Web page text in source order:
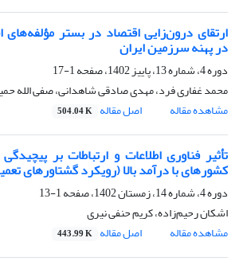
ارتقای درون‌زایی اقتصاد در بستر
در پهنه سرزمین ایران
دوره 4، شماره 13، پاییز 1402، صفحه
1-17
محمد غفاری فرد، مهدی صادقی شاهدانی، صفی الله
مشاهده مقاله
اصل مقاله 504.04 K
تأثیر فناوری اطلاعات و ارتباطات بر
کشورهای با درآمد بالا (رویکرد گشتاورهای
دوره 4، شماره 14، زمستان 1402، صفحه
1-13
اشکان رحیم‌زاده، کریم حنفی نیری
مشاهده مقاله
اصل مقاله 443.99 K